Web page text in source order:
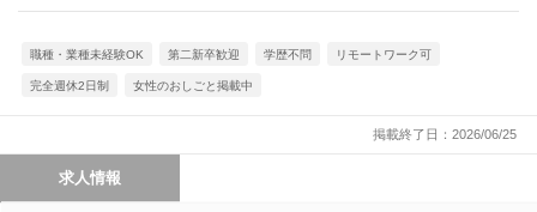
職種・業種未経験OK 第二新卒歓迎 学歴不問 リモートワーク可
完全週休2日制 女性のおしごと掲載中
掲載終了日：2026/06/25
求人情報